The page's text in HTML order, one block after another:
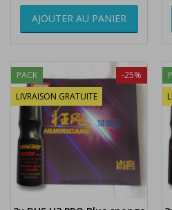
AJOUTER AU PANIER
PACK
LIVRAISON GRATUITE
-25%